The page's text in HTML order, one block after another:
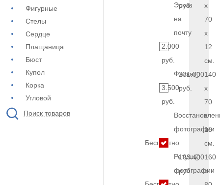
Фигурные
Стелы
Сердце
Плащаница
Бюст
Купол
Корка
Угловой
Поиск товаров
Эскиз
на
почту
2.000
руб.
Фаска
3.500
руб.
фотографии
Бесплатно
Ретушь
фотографии
руб.
x
70
x
12
см.
231.000
руб.
140
x
70
x
15
см.
193.400
руб.
160
x